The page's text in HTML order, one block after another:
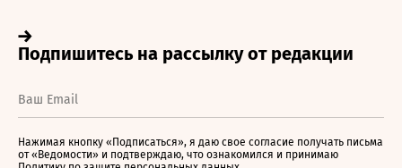
Нажимая кнопку «Подписаться», я даю свое согласие получать письма
от «Ведомости» и подтверждаю, что ознакомился и принимаю